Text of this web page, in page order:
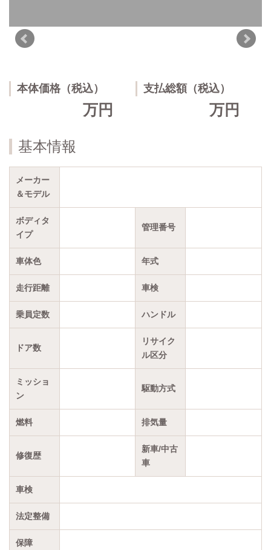
本体価格（税込）
万円
支払総額（税込）
万円
基本情報
メーカー
＆モデル
ボディタ
イプ
管理番号
車体色 年式
走行距離 車検
乗員定数 ハンドル
ドア数
リサイク
ル区分
ミッショ
ン
駆動方式
燃料 排気量
修復歴
新車/中古
車
車検
法定整備
保障